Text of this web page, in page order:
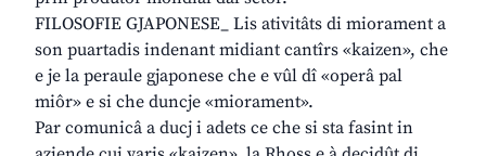
FILOSOFIE GJAPONESE_ Lis ativitâts di miorament a
son puartadis indenant midiant cantîrs «kaizen», che
e je la peraule gjaponese che e vûl dî «operâ pal
miôr» e si che duncje «miorament».
Par comunicâ a ducj i adets ce che si sta fasint in